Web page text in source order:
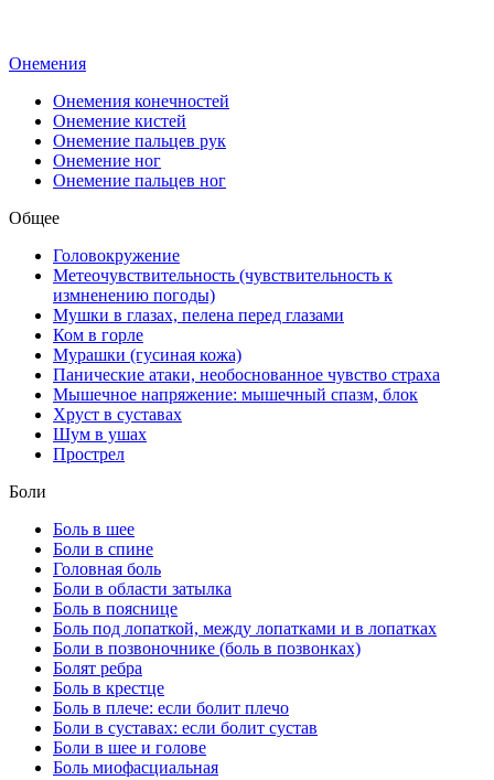
Онемения
Онемения конечностей
Онемение кистей
Онемение пальцев рук
Онемение ног
Онемение пальцев ног
Общее
Головокружение
Метеочувствительность (чувствительность к
измненению погоды)
Мушки в глазах, пелена перед глазами
Ком в горле
Мурашки (гусиная кожа)
Панические атаки, необоснованное чувство страха
Мышечное напряжение: мышечный спазм, блок
Хруст в суставах
Шум в ушах
Прострел
Боли
Боль в шее
Боли в спине
Головная боль
Боли в области затылка
Боль в пояснице
Боль под лопаткой, между лопатками и в лопатках
Боли в позвоночнике (боль в позвонках)
Болят ребра
Боль в крестце
Боль в плече: если болит плечо
Боли в суставах: если болит сустав
Боли в шее и голове
Боль миофасциальная